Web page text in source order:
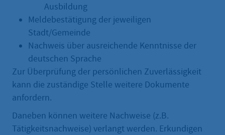
Ausbildung
Meldebestätigung der jeweiligen
Stadt/Gemeinde
Nachweis über ausreichende Kenntnisse der
deutschen Sprache
Zur Überprüfung der persönlichen Zuverlässigkeit
kann die zuständige Stelle weitere Dokumente
anfordern.
Daneben können weitere Nachweise (z.B.
Tätigkeitsnachweise) verlangt werden. Erkundigen